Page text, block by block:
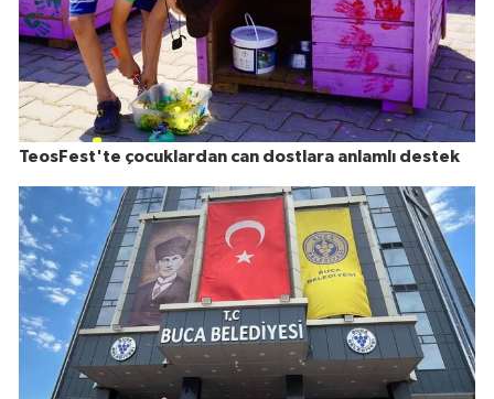
TeosFest'te çocuklardan can dostlara anlamlı destek